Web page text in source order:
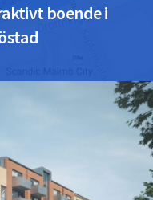
boende i